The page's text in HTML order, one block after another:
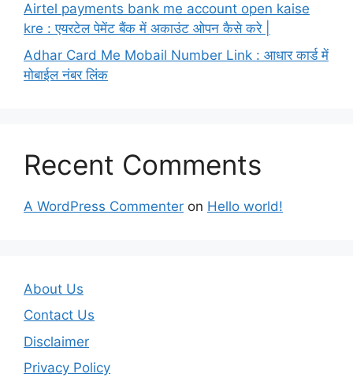
Airtel payments bank me account open kaise
kre : एयरटेल पेमेंट बैंक में अकाउंट ओपन कैसे करे |
Adhar Card Me Mobail Number Link : आधार कार्ड में
मोबाईल नंबर लिंक
Recent Comments
A WordPress Commenter on Hello world!
About Us
Contact Us
Disclaimer
Privacy Policy